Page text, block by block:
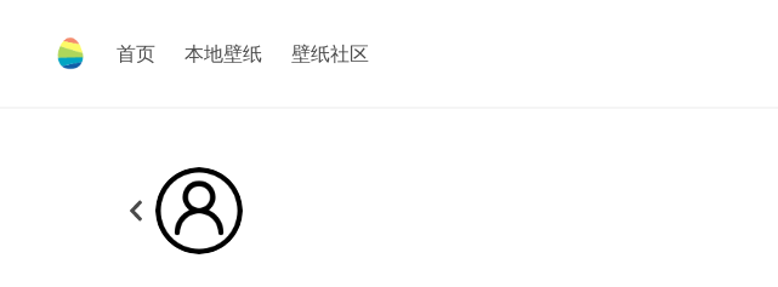
首页 本地壁纸 壁纸社区